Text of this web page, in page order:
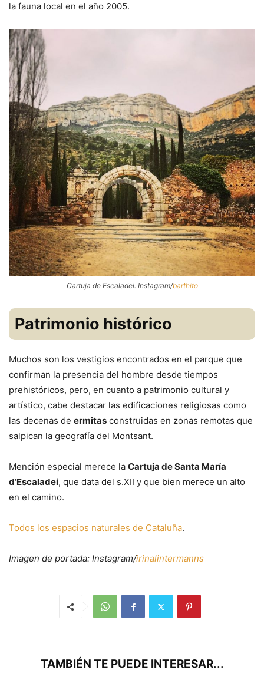
la fauna local en el año 2005.
Cartuja de Escaladei. Instagram/barthito
Patrimonio histórico
Muchos son los vestigios encontrados en el parque que
confirman la presencia del hombre desde tiempos
prehistóricos, pero, en cuanto a patrimonio cultural y
artístico, cabe destacar las edificaciones religiosas como
las decenas de ermitas construidas en zonas remotas que
salpican la geografía del Montsant.
Mención especial merece la Cartuja de Santa María
d’Escaladei, que data del s.XII y que bien merece un alto
en el camino.
Todos los espacios naturales de Cataluña.
Imagen de portada: Instagram/irinalintermanns
TAMBIÉN TE PUEDE INTERESAR...